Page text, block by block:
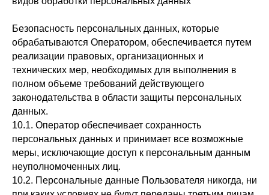
Безопасность персональных данных, которые
обрабатываются Оператором, обеспечивается путем
реализации правовых, организационных и
технических мер, необходимых для выполнения в
полном объеме требований действующего
законодательства в области защиты персональных
данных.
10.1. Оператор обеспечивает сохранность
персональных данных и принимает все возможные
меры, исключающие доступ к персональным данным
неуполномоченных лиц.
10.2. Персональные данные Пользователя никогда, ни